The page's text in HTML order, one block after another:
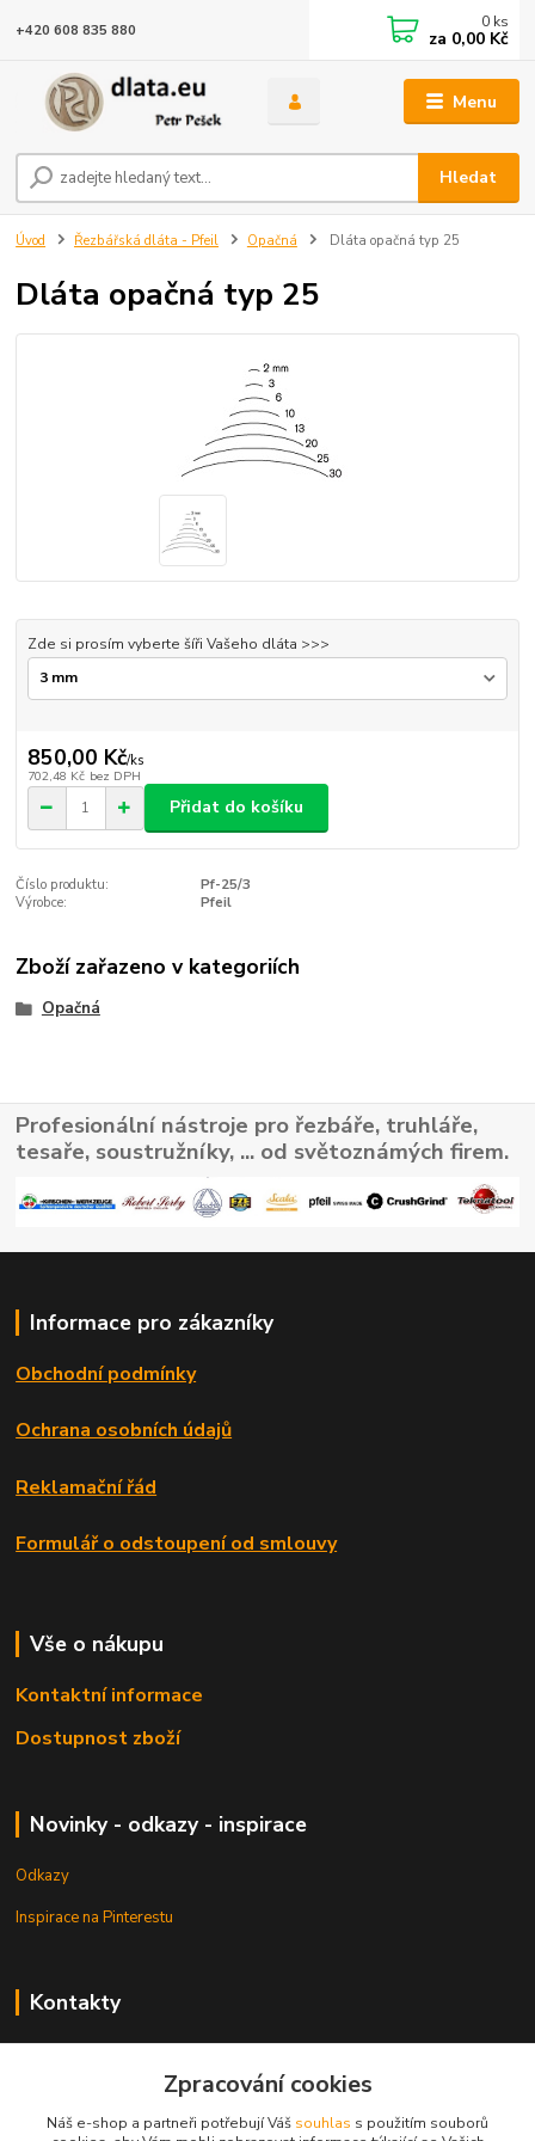
Menu
Hledat
+420 608 835 880 0 ks
za 0,00 Kč
Úvod Řezbářská dláta - Pfeil Opačná Dláta opačná typ 25
Dláta opačná typ 25
Zde si prosím vyberte šíři Vašeho dláta >>>
850,00 Kč/ks
702,48 Kč bez DPH
Přidat do košíku
Číslo produktu:
Pf-25/3
Výrobce:
Pfeil
Zboží zařazeno v kategoriích
Opačná
Profesionální nástroje pro řezbáře, truhláře,
tesaře, soustružníky, ... od světoznámých firem.
Informace pro zákazníky
Obchodní podmínky
Ochrana osobních údajů
Reklamační řád
Formulář o odstoupení od smlouvy
Vše o nákupu
Kontaktní informace
Dostupnost zboží
Novinky - odkazy - inspirace
Odkazy
Inspirace na Pinterestu
Kontakty
Petr Pešek
+420 608 835 880
info@dlata.eu
Zpracování cookies
Náš e-shop a partneři potřebují Váš souhlas s použitím souborů